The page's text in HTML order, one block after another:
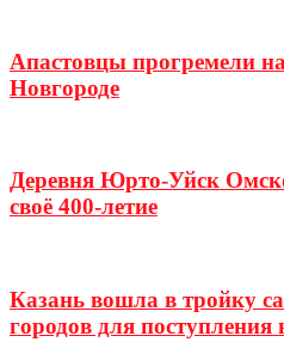
Апастовцы прогремели
Новгороде
Деревня Юрто-Уйск
своё 400-летие
Казань вошла в тройку
городов для поступления